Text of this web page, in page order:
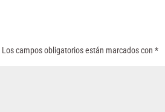
Los campos obligatorios están marcados con*